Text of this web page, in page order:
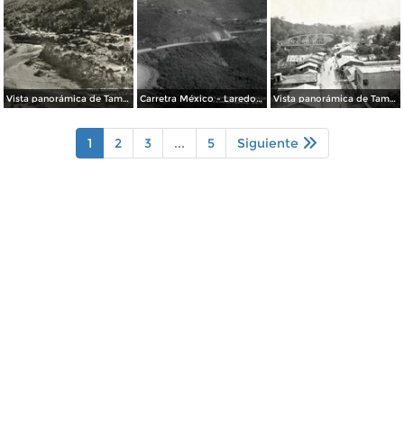
Vista panorámica de Tamazunchale Carretra México - Laredo, tramo Zacate Grande Vista panorámica de Tamazunchale
1 2 3 ... 5 Siguiente